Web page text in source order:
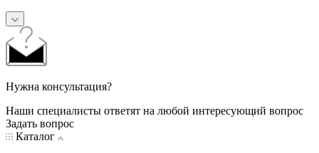
Нужна консультация?
Наши специалисты ответят на любой интересующий вопрос
Задать вопрос
Каталог